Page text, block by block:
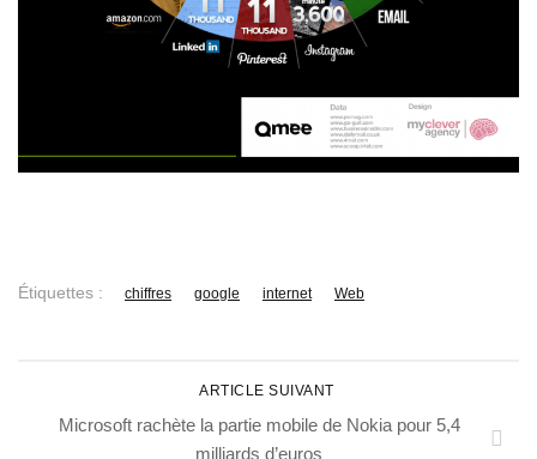
Étiquettes : chiffres google internet Web
ARTICLE SUIVANT
Microsoft rachète la partie mobile de Nokia pour 5,4
milliards d’euros